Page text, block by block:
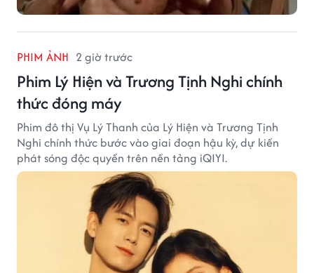
PHIM ẢNH 2 giờ trước
Phim Lý Hiện và Trương Tịnh Nghi chính
thức đóng máy
Phim đô thị Vụ Lý Thanh của Lý Hiện và Trương Tịnh
Nghi chính thức bước vào giai đoạn hậu kỳ, dự kiến
phát sóng độc quyền trên nền tảng iQIYI.